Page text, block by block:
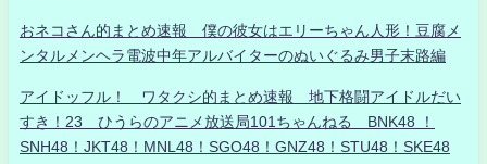
おネコさん的まとめ速報 僕の彼女はエリーちゃん人形！豆腐メ
ンタルメンヘラ電波中年アルバイターのぬいぐるみ男子末路編
アイドッフル！ ワタクシ的まとめ速報 地下格闘アイドルだい
すき！23 ひうらのアニメ放送局101ちゃんねる BNK48 ！
SNH48！JKT48！MNL48！SGO48！GNZ48！STU48！SKE48